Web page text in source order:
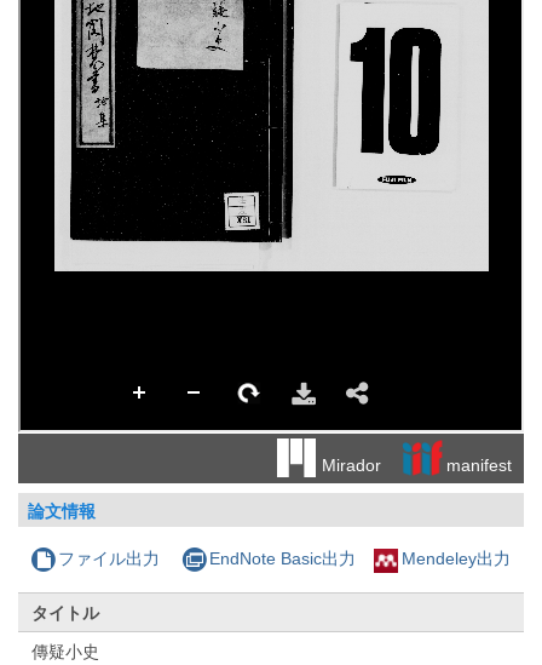
Mirador manifest
論文情報
ファイル出力 EndNote Basic出力 Mendeley出力
タイトル
傳疑小史